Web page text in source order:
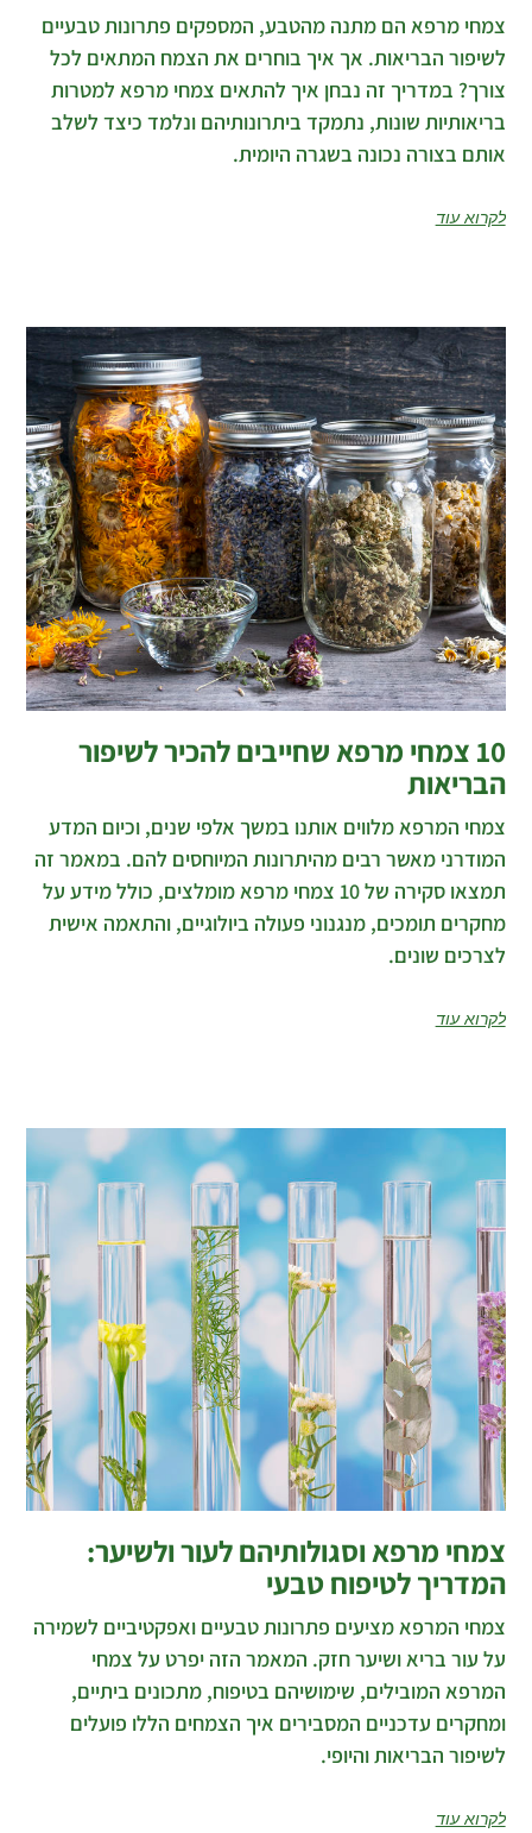
צמחי מרפא הם מתנה מהטבע, המספקים פתרונות טבעיים
לשיפור הבריאות. אך איך בוחרים את הצמח המתאים לכל
צורך? במדריך זה נבחן איך להתאים צמחי מרפא למטרות
בריאותיות שונות, נתמקד ביתרונותיהם ונלמד כיצד לשלב
אותם בצורה נכונה בשגרה היומית.
לקרוא עוד
10 צמחי מרפא שחייבים להכיר לשיפור
הבריאות
צמחי המרפא מלווים אותנו במשך אלפי שנים, וכיום המדע
המודרני מאשר רבים מהיתרונות המיוחסים להם. במאמר זה
תמצאו סקירה של 10 צמחי מרפא מומלצים, כולל מידע על
מחקרים תומכים, מנגנוני פעולה ביולוגיים, והתאמה אישית
לצרכים שונים.
לקרוא עוד
צמחי מרפא וסגולותיהם לעור ולשיער:
המדריך לטיפוח טבעי
צמחי המרפא מציעים פתרונות טבעיים ואפקטיביים לשמירה
על עור בריא ושיער חזק. המאמר הזה יפרט על צמחי
המרפא המובילים, שימושיהם בטיפוח, מתכונים ביתיים,
ומחקרים עדכניים המסבירים איך הצמחים הללו פועלים
לשיפור הבריאות והיופי.
לקרוא עוד